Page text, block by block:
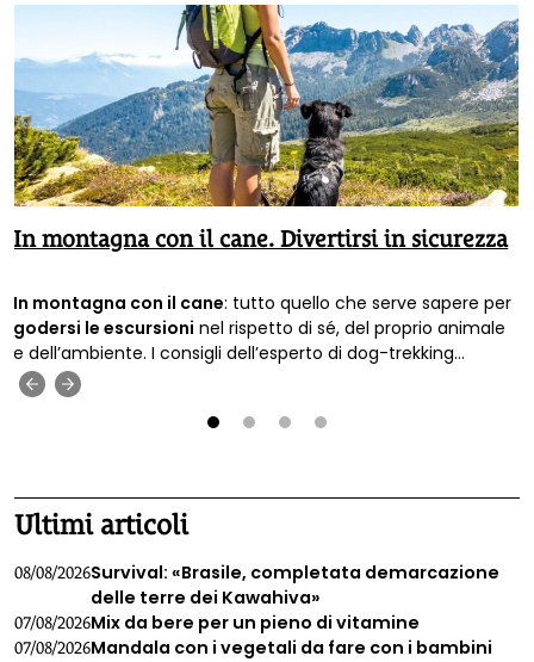
In montagna con il cane. Divertirsi in sicurezza
In montagna con il cane: tutto quello che serve sapere per
godersi le escursioni nel rispetto di sé, del proprio animale
e dell’ambiente. I consigli dell’esperto di dog-trekking
Francesco Scagliotti.
Ultimi articoli
08/08/2026Survival: «Brasile, completata demarcazione
delle terre dei Kawahiva»
07/08/2026Mix da bere per un pieno di vitamine
07/08/2026Mandala con i vegetali da fare con i bambini